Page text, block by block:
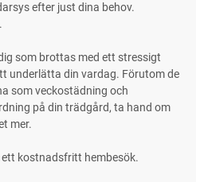
efter just dina behov.
som brottas med ett stressigt
underlätta din vardag. Förutom de
som veckostädning och
på din trädgård, ta hand om
mer.
ett kostnadsfritt hembesök.